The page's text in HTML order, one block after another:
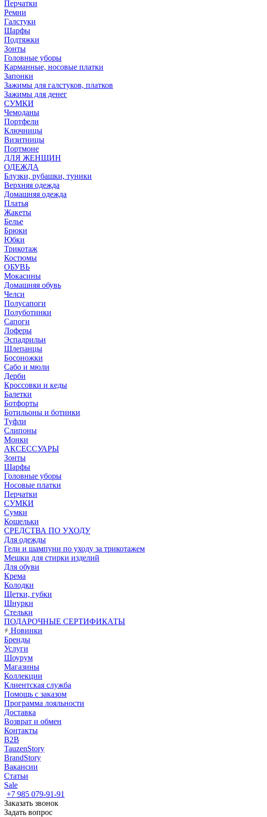
Перчатки
Ремни
Галстуки
Шарфы
Подтяжки
Зонты
Головные уборы
Карманные, носовые платки
Запонки
Зажимы для галстуков, платков
Зажимы для денег
СУМКИ
Чемоданы
Портфели
Ключницы
Визитницы
Портмоне
ДЛЯ ЖЕНЩИН
ОДЕЖДА
Блузки, рубашки, туники
Верхняя одежда
Домашняя одежда
Платья
Жакеты
Белье
Брюки
Юбки
Трикотаж
Костюмы
ОБУВЬ
Мокасины
Домашняя обувь
Челси
Полусапоги
Полуботинки
Сапоги
Лоферы
Эспадрильи
Шлепанцы
Босоножки
Сабо и мюли
Дерби
Кроссовки и кеды
Балетки
Ботфорты
Ботильоны и ботинки
Туфли
Слипоны
Монки
АКСЕССУАРЫ
Зонты
Шарфы
Головные уборы
Носовые платки
Перчатки
СУМКИ
Сумки
Кошельки
CРЕДСТВА ПО УХОДУ
Для одежды
Гели и шампуни по уходу за трикотажем
Мешки для стирки изделий
Для обуви
Крема
Колодки
Щетки, губки
Шнурки
Стельки
ПОДАРОЧНЫЕ СЕРТИФИКАТЫ
Новинки
Бренды
Услуги
Шоурум
Магазины
Коллекции
Клиентская служба
Помощь с заказом
Программа лояльности
Доставка
Возврат и обмен
Контакты
B2B
TauzenStory
BrandStory
Вакансии
Статьи
Sale
+7 985 079-91-91
Заказать звонок
Задать вопрос